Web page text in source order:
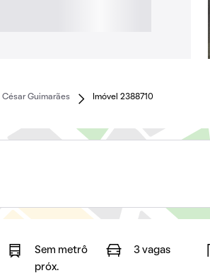
César Guimarães Imóvel 2388710
Sem metrô
próx.
3 vagas